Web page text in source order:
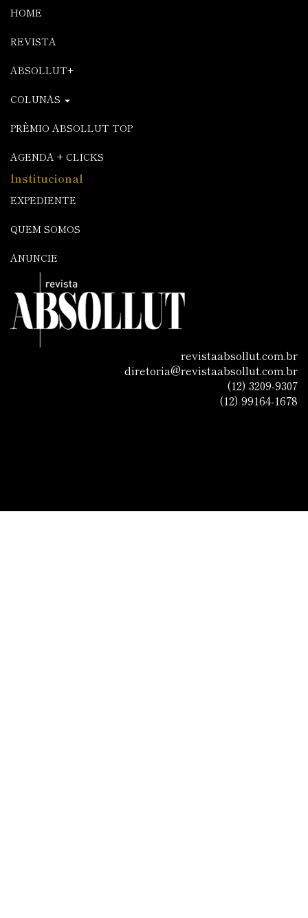
HOME
REVISTA
ABSOLLUT+
COLUNAS
PRÊMIO ABSOLLUT TOP
AGENDA + CLICKS
Institucional
EXPEDIENTE
QUEM SOMOS
ANUNCIE
revistaabsollut.com.br
diretoria@revistaabsollut.com.br
(12) 3209-9307
(12) 99164-1678